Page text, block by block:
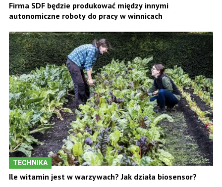
Firma SDF będzie produkować między innymi
autonomiczne roboty do pracy w winnicach
TECHNIKA
Ile witamin jest w warzywach? Jak działa biosensor?